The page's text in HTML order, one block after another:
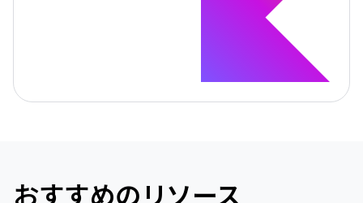
おすすめのリソース